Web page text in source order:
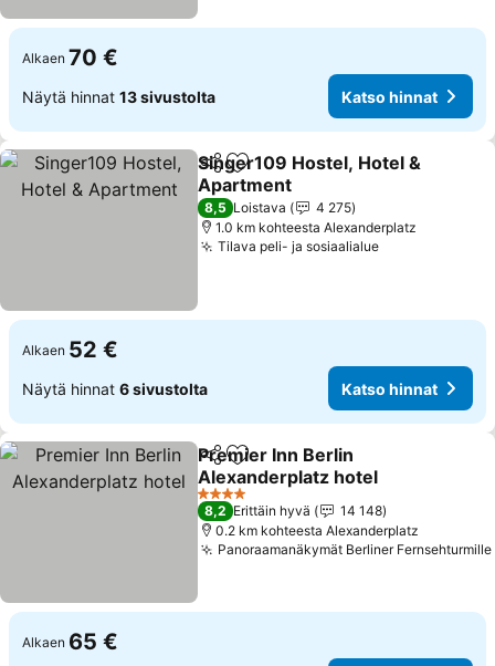
Alkaen 70 €
Näytä hinnat 13 sivustolta Katso hinnat
Jaa Lisää suosikkeihin
Singer109 Hostel, Hotel &
Apartment
Katso hinnat
8,5 Loistava
4 275
1.0 km kohteesta Alexanderplatz
Tilava peli- ja sosiaalialueKatso hinnat
Alkaen 52 €
Näytä hinnat 6 sivustolta Katso hinnat
Jaa Lisää suosikkeihin
Premier Inn Berlin
Alexanderplatz hotel
Katso hinnat
4 Tähtiluokitus
8,2 Erittäin hyvä
14 148
0.2 km kohteesta Alexanderplatz
Panoraamanäkymät Berliner Fernsehturmille
Alkaen 65 €